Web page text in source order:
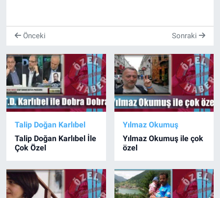
Önceki Sonraki
Talip Doğan Karlıbel
Talip Doğan Karlıbel İle
Çok Özel
Yılmaz Okumuş
Yılmaz Okumuş ile çok
özel